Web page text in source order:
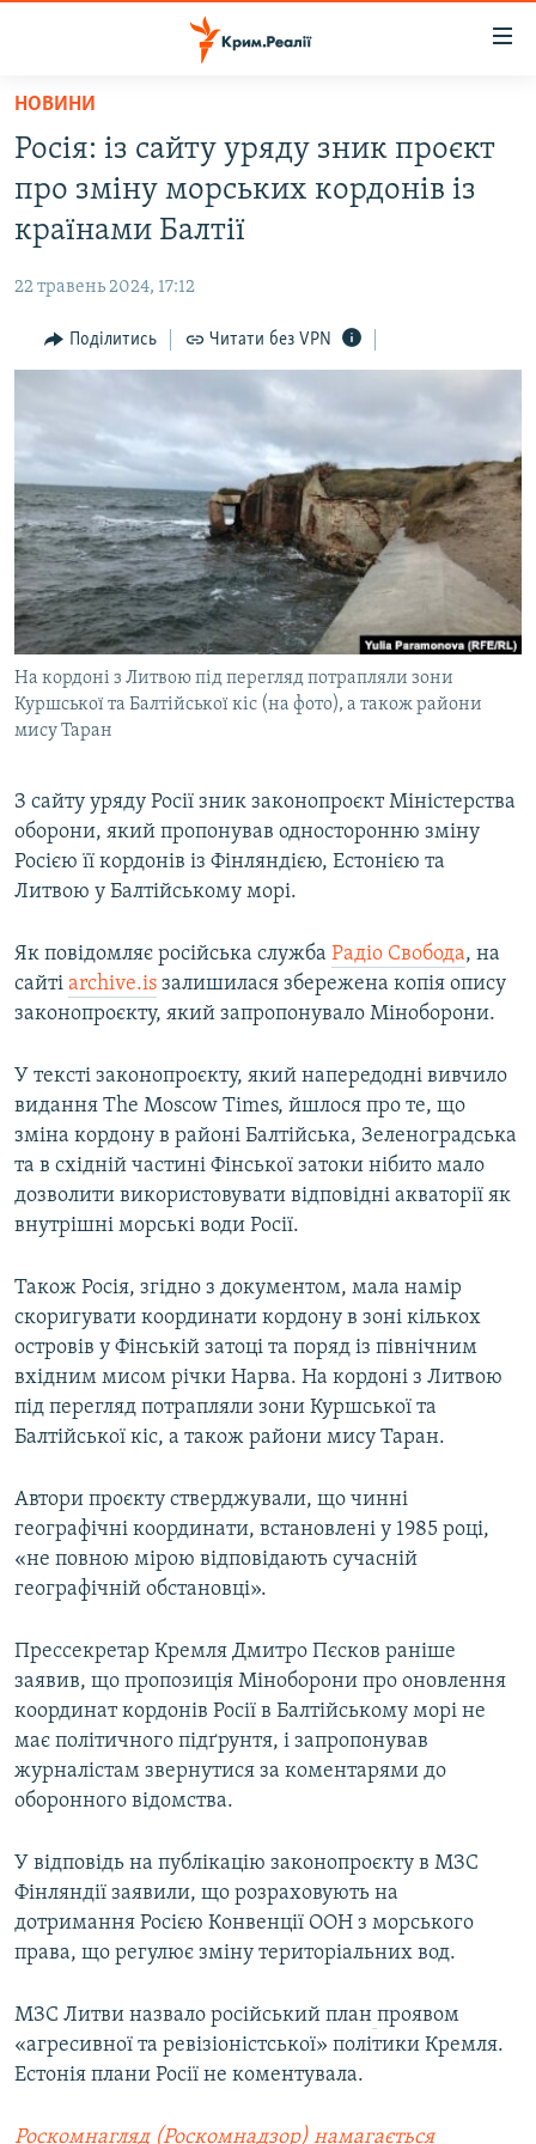
Перейти
основного
матеріалу
Перейти
до
основної
навігації
Перейти
до
ВІДЕО ТА ФОТО
БЛОГИ
ПОГЛЯД
ВСЕ ЗА ДЕНЬ
СПЕЦПРОЕКТИ
ДЕПОРТАЦІЯ
ВІДЕОУРОКИ «ELIFBE»
СВІДЧЕННЯ ОКУПАЦІЇ
УКРАЇНСЬКА ПРОБЛЕМА КРИМУ
ІНФОГРАФІКА
ЯК ОБІЙТИ БЛОКУВАННЯ
Русский
Qırımtatar
ДОЛУЧАЙСЯ!
Усі сайти RFE/RL
НОВИНИ
Росія: із сайту уряду зник проєкт
про зміну морських кордонів із
країнами Балтії
22 травень 2024, 17:12
Поділитись Читати без VPN
На кордоні з Литвою під перегляд потрапляли зони
Куршської та Балтійської кіс (на фото), а також райони
мису Таран
З сайту уряду Росії зник законопроєкт Міністерства
оборони, який пропонував односторонню зміну
Росією її кордонів із Фінляндією, Естонією та
Литвою у Балтійському морі.
Як повідомляє російська служба Радіо Свобода, на
сайті archive.is залишилася збережена копія опису
законопроєкту, який запропонувало Міноборони.
У тексті законопроєкту, який напередодні вивчило
видання The Moscow Times, йшлося про те, що
зміна кордону в районі Балтійська, Зеленоградська
та в східній частині Фінської затоки нібито мало
дозволити використовувати відповідні акваторії як
внутрішні морські води Росії.
Також Росія, згідно з документом, мала намір
скоригувати координати кордону в зоні кількох
островів у Фінській затоці та поряд із північним
вхідним мисом річки Нарва. На кордоні з Литвою
під перегляд потрапляли зони Куршської та
Балтійської кіс, а також райони мису Таран.
Автори проєкту стверджували, що чинні
географічні координати, встановлені у 1985 році,
«не повною мірою відповідають сучасній
географічній обстановці».
Прессекретар Кремля Дмитро Пєсков раніше
заявив, що пропозиція Міноборони про оновлення
координат кордонів Росії в Балтійському морі не
має політичного підґрунтя, і запропонував
журналістам звернутися за коментарями до
оборонного відомства.
У відповідь на публікацію законопроєкту в МЗС
Фінляндії заявили, що розраховують на
дотримання Росією Конвенції ООН з морського
права, що регулює зміну територіальних вод.
МЗС Литви назвало російський план проявом
«агресивної та ревізіоністської» політики Кремля.
Естонія плани Росії не коментувала.
Роскомнагляд (Роскомнадзор) намагається